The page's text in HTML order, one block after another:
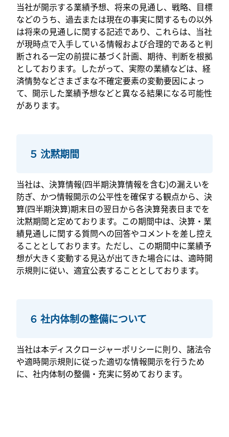
当社が開示する業績予想、将来の見通し、戦略、目標
などのうち、過去または現在の事実に関するもの以外
は将来の見通しに関する記述であり、これらは、当社
が現時点で入手している情報および合理的であると判
断される一定の前提に基づく計画、期待、判断を根拠
としております。したがって、実際の業績などは、経
済情勢などさまざまな不確定要素の変動要因によっ
て、開示した業績予想などと異なる結果になる可能性
があります。
５ 沈黙期間
当社は、決算情報(四半期決算情報を含む)の漏えいを
防ぎ、かつ情報開示の公平性を確保する観点から、決
算(四半期決算)期末日の翌日から各決算発表日までを
沈黙期間と定めております。この期間中は、決算・業
績見通しに関する質問への回答やコメントを差し控え
ることとしております。ただし、この期間中に業績予
想が大きく変動する見込が出てきた場合には、適時開
示規則に従い、適宜公表することとしております。
６ 社内体制の整備について
当社は本ディスクロージャーポリシーに則り、諸法令
や適時開示規則に従った適切な情報開示を行うため
に、社内体制の整備・充実に努めております。